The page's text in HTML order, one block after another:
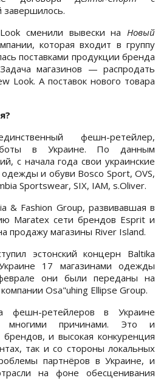
завершилось.
сменили вывески на Новый
которая входит в группу
поставками продукции бренда
магазинов — распродать
Look. А поставок нового товара
фешн-ретейлер,
в Украине. По данным
с начала года свои украинские
и обуви Bosco Sport, OVS,
Sportswear, SIX, IAM, s.Oliver.
& Fashion Group, развивавшая в
Maratex сети брендов Esprit и
продажу магазины River Island.
эстонский концерн Baltika
17 магазинами одежды
они были переданы на
Osa"uhing Ellipse Group.
фешн-ретейлеров в Украине
многими причинами. Это и
и высокая конкуренция
так и со стороны локальных
партнёров в Украине, и
на фоне обесценивания